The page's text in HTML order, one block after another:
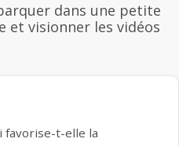
dans une petite
et visionner les vidéos
favorise-t-elle la